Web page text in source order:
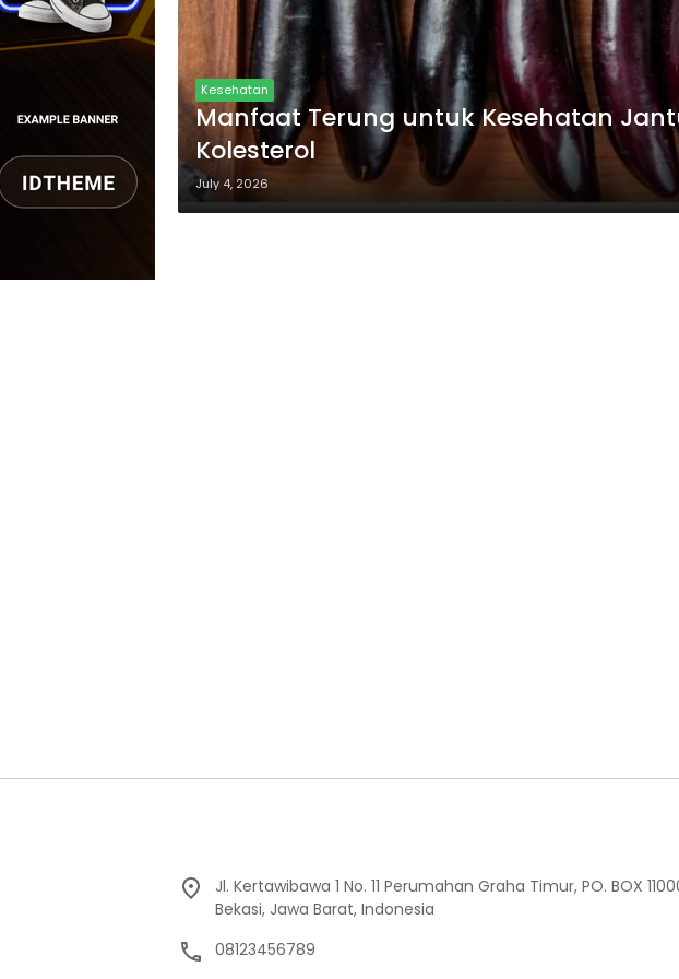
Kesehatan
Manfaat Terung untuk Kesehatan
Kolesterol
July 4, 2026
Jl. Kertawibawa 1 No. 11 Perumahan Graha Timur, PO. BOX
Bekasi, Jawa Barat, Indonesia
08123456789